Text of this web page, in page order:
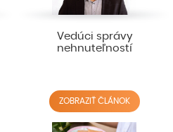
Vedúci správy
nehnuteľností
ZOBRAZIŤ ČLÁNOK